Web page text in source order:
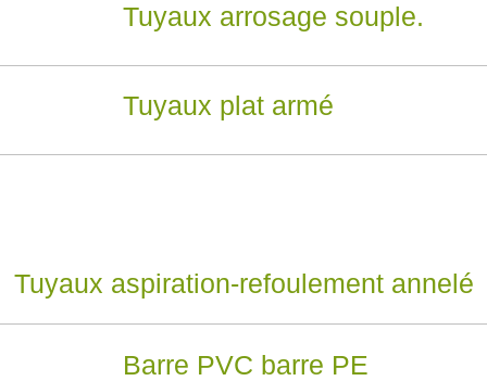
Tuyaux arrosage souple.
Tuyaux plat armé
Tuyaux aspiration-refoulement annelé
Barre PVC barre PE